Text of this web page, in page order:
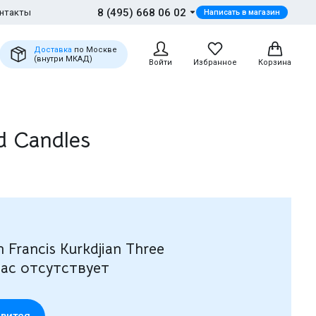
8 (495) 668 06 02 Написать в магазин
Доставка по Москве
(внутри МКАД)
Войти Избранное Корзина
Candles
Kurkdjian Three
отсутствует